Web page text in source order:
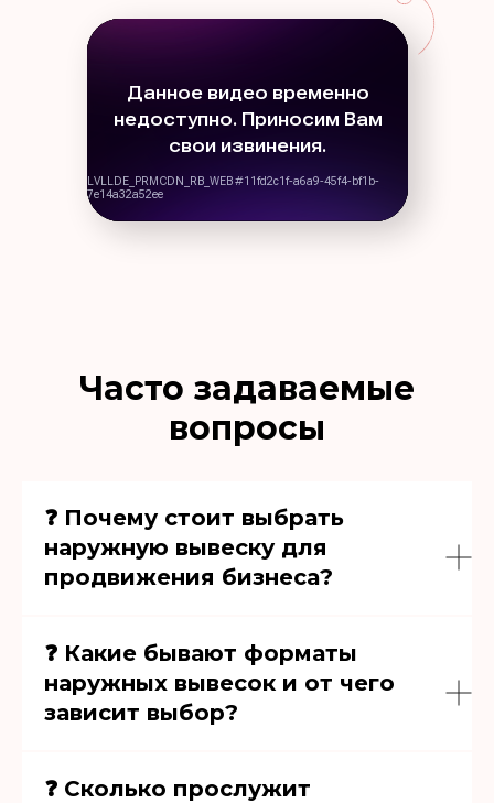
Часто задаваемые
вопросы
❓ Почему стоит выбрать
наружную вывеску для
продвижения бизнеса?
❓ Какие бывают форматы
наружных вывесок и от чего
зависит выбор?
❓ Сколько прослужит